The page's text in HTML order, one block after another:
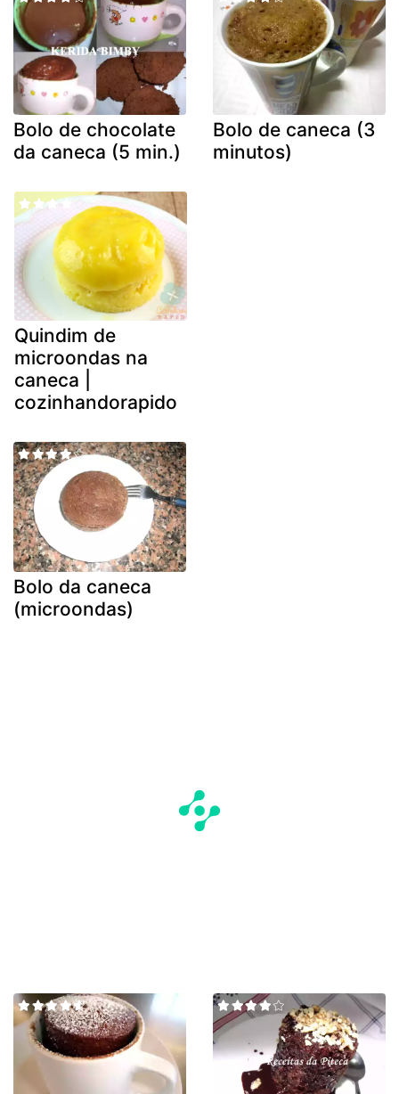
Bolo de chocolate
da caneca (5 min.)
Bolo de caneca (3
minutos)
Quindim de
microondas na
caneca |
cozinhandorapido
Bolo da caneca
(microondas)